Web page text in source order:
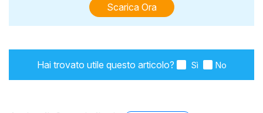
Scarica Ora
Hai trovato utile questo articolo? Sì No